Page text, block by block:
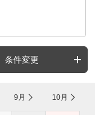
条件変更
9月 10月